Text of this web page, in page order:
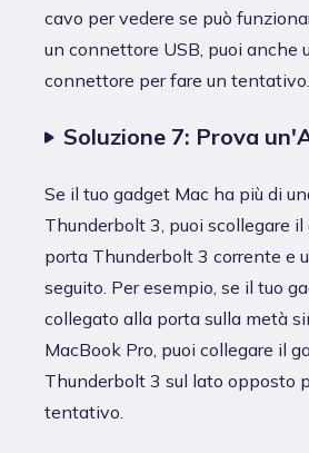
cavo per vedere se può
un connettore USB, puoi anche
connettore per fare un tentativo.
Soluzione 7: Prova
Se il tuo gadget Mac ha più di
Thunderbolt 3, puoi scollegare
porta Thunderbolt 3 corrente e
seguito. Per esempio, se il tuo
collegato alla porta sulla metà
MacBook Pro, puoi collegare il
Thunderbolt 3 sul lato opposto
tentativo.